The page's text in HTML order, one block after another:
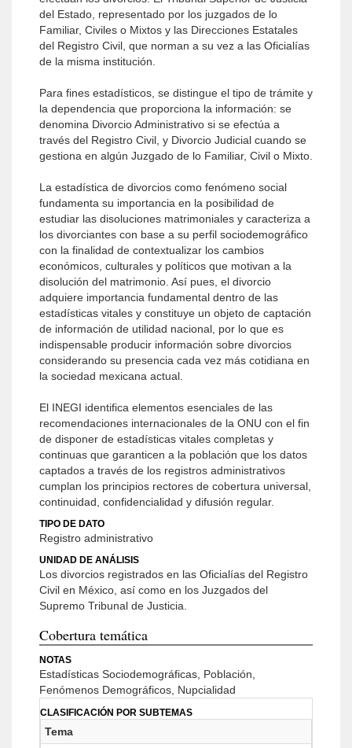
del Estado, representado por los juzgados de lo
Familiar, Civiles o Mixtos y las Direcciones Estatales
del Registro Civil, que norman a su vez a las Oficialías
de la misma institución.
Para fines estadísticos, se distingue el tipo de trámite y
la dependencia que proporciona la información: se
denomina Divorcio Administrativo si se efectúa a
través del Registro Civil, y Divorcio Judicial cuando se
gestiona en algún Juzgado de lo Familiar, Civil o Mixto.
La estadística de divorcios como fenómeno social
fundamenta su importancia en la posibilidad de
estudiar las disoluciones matrimoniales y caracteriza a
los divorciantes con base a su perfil sociodemográfico
con la finalidad de contextualizar los cambios
económicos, culturales y políticos que motivan a la
disolución del matrimonio. Así pues, el divorcio
adquiere importancia fundamental dentro de las
estadísticas vitales y constituye un objeto de captación
de información de utilidad nacional, por lo que es
indispensable producir información sobre divorcios
considerando su presencia cada vez más cotidiana en
la sociedad mexicana actual.
El INEGI identifica elementos esenciales de las
recomendaciones internacionales de la ONU con el fin
de disponer de estadísticas vitales completas y
continuas que garanticen a la población que los datos
captados a través de los registros administrativos
cumplan los principios rectores de cobertura universal,
continuidad, confidencialidad y difusión regular.
TIPO DE DATO
Registro administrativo
UNIDAD DE ANÁLISIS
Los divorcios registrados en las Oficialías del Registro
Civil en México, así como en los Juzgados del
Supremo Tribunal de Justicia.
Cobertura temática
NOTAS
Estadísticas Sociodemográficas, Población,
Fenómenos Demográficos, Nupcialidad
CLASIFICACIÓN POR SUBTEMAS
Tema